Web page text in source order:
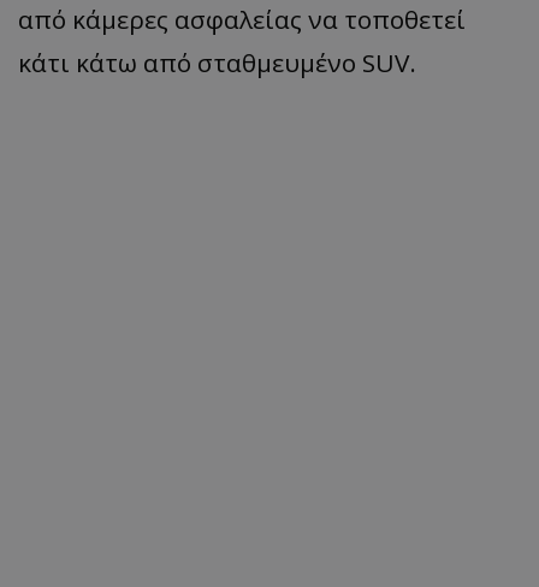
από κάμερες ασφαλείας να τοποθετεί
κάτι κάτω από σταθμευμένο SUV.